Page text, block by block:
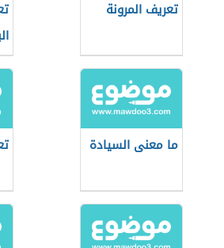
تعريف المرونة
ما معنى السيادة